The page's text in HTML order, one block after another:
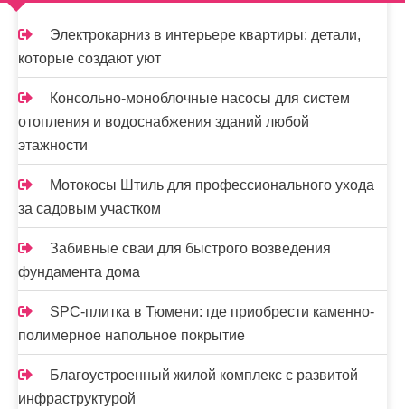
м
Электрокарниз в интерьере квартиры: детали,
которые создают уют
Консольно-моноблочные насосы для систем
отопления и водоснабжения зданий любой
этажности
Мотокосы Штиль для профессионального ухода
за садовым участком
Забивные сваи для быстрого возведения
фундамента дома
SPC-плитка в Тюмени: где приобрести каменно-
полимерное напольное покрытие
Благоустроенный жилой комплекс с развитой
инфраструктурой